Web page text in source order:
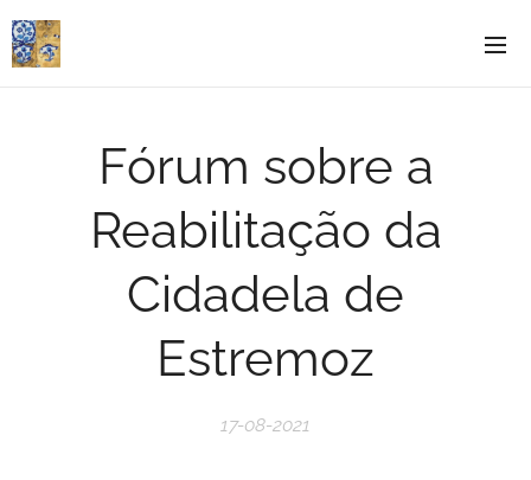
Fórum sobre a
Reabilitação da
Cidadela de
Estremoz
17-08-2021